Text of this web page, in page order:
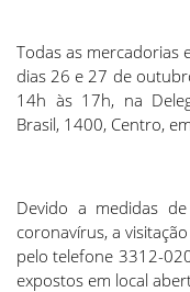
Todas as mercadorias
dias 26 e 27 de
14h às 17h, na
Brasil, 1400, Centro,
Devido a medidas
coronavírus, a
pelo telefone 3312-
expostos em local